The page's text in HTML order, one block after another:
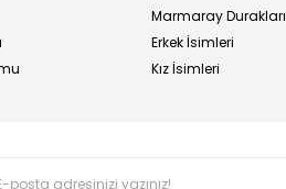
Marmaray Durakları
Erkek İsimleri
Kız İsimleri